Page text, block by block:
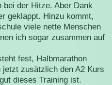
bei der Hitze. Aber Dank
geklappt. Hinzu kommt,
viele nette Menschen
ich sogar zusammen auf
fest, Halbmarathon
zusätzlich den A2 Kurs
dieses Training ist.